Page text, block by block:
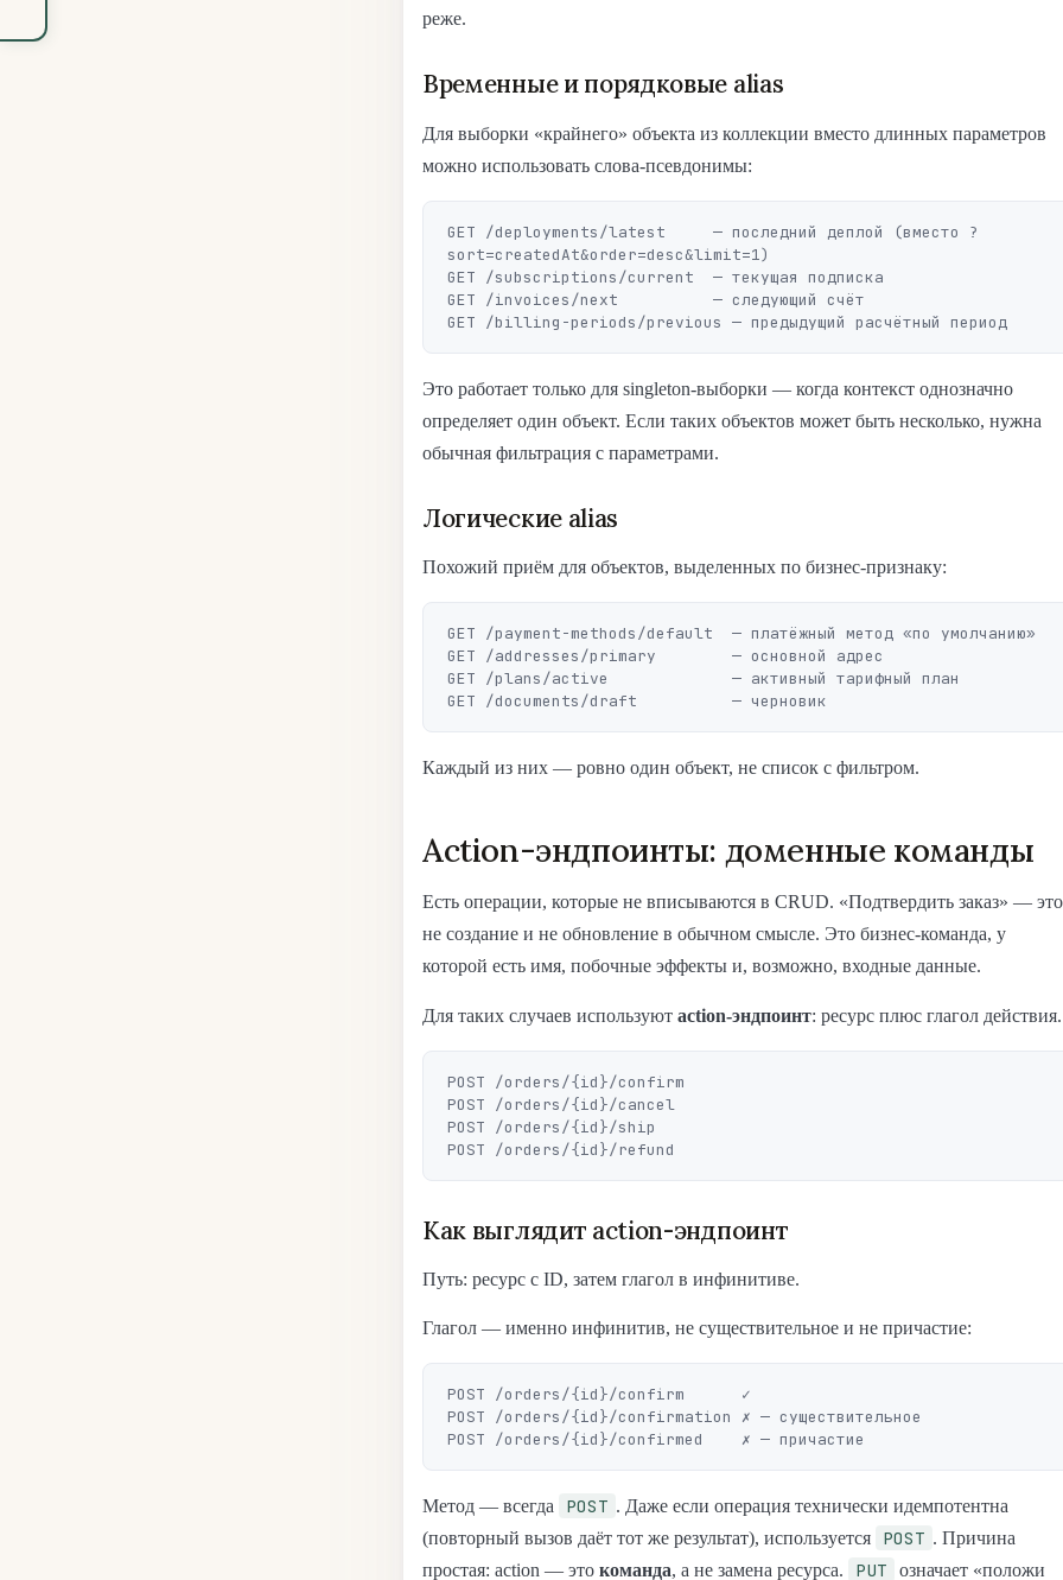
реже.
Временные и порядковые alias
Для выборки «крайнего» объекта из коллекции вместо длинных параметров
можно использовать слова-псевдонимы:
GET /deployments/latest     — последний деплой (вместо ?
sort=createdAt&order=desc&limit=1)
GET /subscriptions/current  — текущая подписка
GET /invoices/next          — следующий счёт
Это работает только для singleton-выборки — когда контекст однозначно
определяет один объект. Если таких объектов может быть несколько, нужна
обычная фильтрация с параметрами.
Логические alias
Похожий приём для объектов, выделенных по бизнес-признаку:
GET /payment-methods/default  — платёжный метод «по умолчанию»
GET /addresses/primary        — основной адрес
GET /plans/active             — активный тарифный план
Каждый из них — ровно один объект, не список с фильтром.
Action-эндпоинты: доменные команды
Есть операции, которые не вписываются в CRUD. «Подтвердить заказ» — это
не создание и не обновление в обычном смысле. Это бизнес-команда, у
которой есть имя, побочные эффекты и, возможно, входные данные.
Для таких случаев используют action-эндпоинт: ресурс плюс глагол действия.
POST /orders/{id}/confirm
POST /orders/{id}/cancel
POST /orders/{id}/ship
Как выглядит action-эндпоинт
Путь: ресурс с ID, затем глагол в инфинитиве.
Глагол — именно инфинитив, не существительное и не причастие:
POST /orders/{id}/confirm      ✓
POST /orders/{id}/confirmation ✗ — существительное
Метод — всегда POST . Даже если операция технически идемпотентна
(повторный вызов даёт тот же результат), используется
POST . Причина
простая: action — это команда, а не замена ресурса. PUT означает «положи